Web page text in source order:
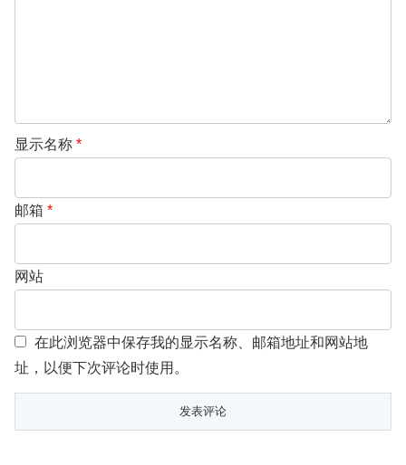
显示名称 *
邮箱 *
网站
在此浏览器中保存我的显示名称、邮箱地址和网站地
址，以便下次评论时使用。